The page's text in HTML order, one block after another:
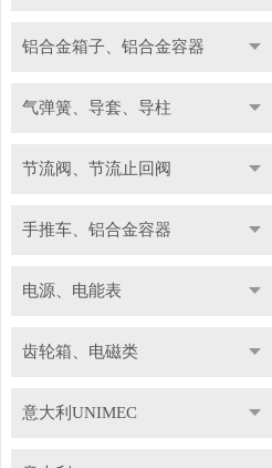
铝合金箱子、铝合金容器
气弹簧、导套、导柱
节流阀、节流止回阀
手推车、铝合金容器
电源、电能表
齿轮箱、电磁类
意大利UNIMEC